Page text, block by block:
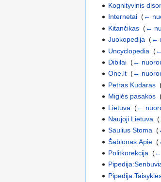
Kognityvinis
Internetai ‎(←
Kitančikas ‎(←
Juokopedija ‎(←
Uncyclopedia ‎(
Dibilai ‎(←
One.lt ‎(←
Petras Kudaras ‎
Miglės pasakos ‎
Lietuva ‎(←
Naujoji Lietuva ‎(
Saulius Stoma ‎(
Šablonas:Apie ‎(
Politkorekcija ‎(